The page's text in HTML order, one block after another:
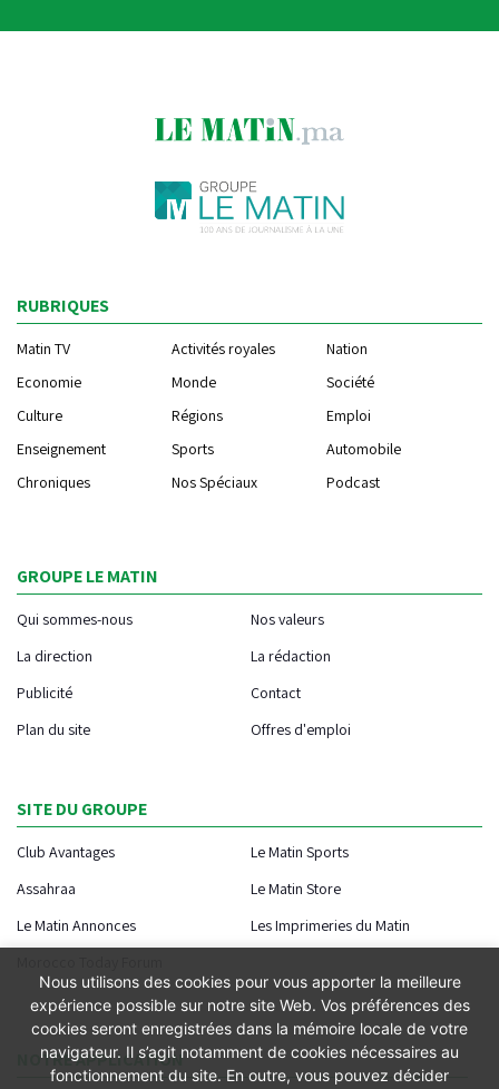
RUBRIQUES
Matin TV Activités royales
Nation
Economie
Monde
Société
Culture
Régions
Emploi
Enseignement
Sports
Automobile
Chroniques
Nos Spéciaux Podcast
GROUPE LE MATIN
Qui sommes-nous
Nos valeurs
La direction
La rédaction
Publicité
Contact
Plan du site
Offres d'emploi
SITE DU GROUPE
Club Avantages
Le Matin Sports
Assahraa
Le Matin Store
Le Matin Annonces
Les Imprimeries du Matin
NOTRE APPLICATION
Nous utilisons des cookies pour vous apporter la meilleure
expérience possible sur notre site Web. Vos préférences des
cookies seront enregistrées dans la mémoire locale de votre
navigateur. Il s’agit notamment de cookies nécessaires au
fonctionnement du site. En outre, vous pouvez décider